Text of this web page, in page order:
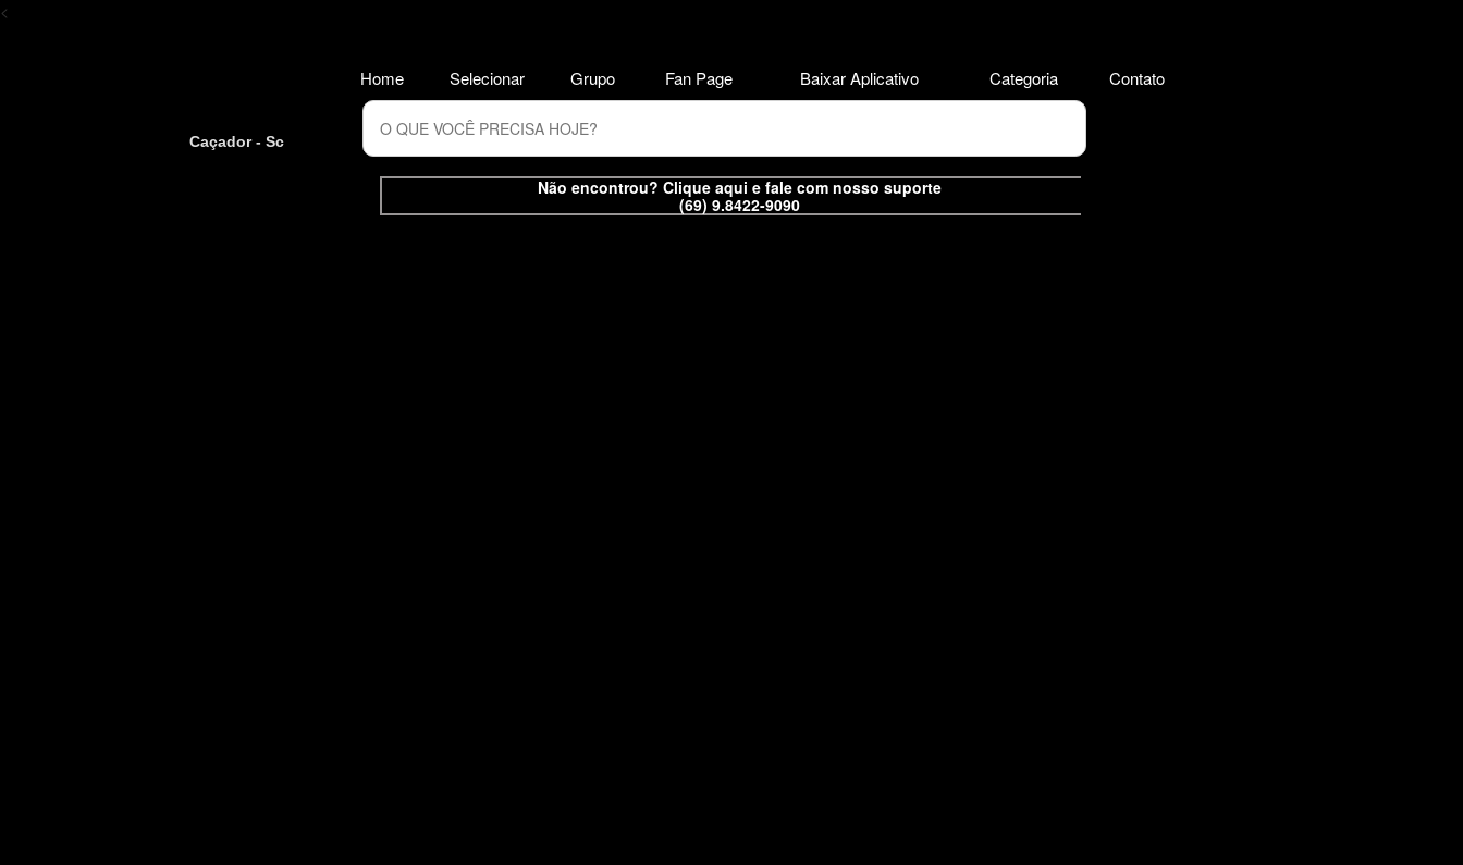
<
Caçador - Sc
Não encontrou? Clique aqui e fale com nosso suporte
(69) 9.8422-9090
Home Selecionar Grupo Fan Page Baixar Aplicativo Categoria Contato